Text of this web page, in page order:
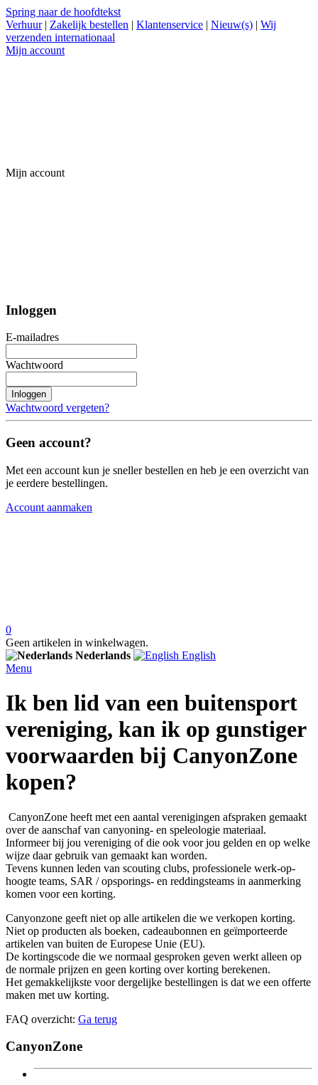
Spring naar de hoofdtekst
Verhuur | Zakelijk bestellen | Klantenservice | Nieuw(s) | Wij
verzenden internationaal
Mijn account
Mijn account
Inloggen
E-mailadres
Wachtwoord
Inloggen
Wachtwoord vergeten?
Geen account?
Met een account kun je sneller bestellen en heb je een overzicht van
je eerdere bestellingen.
Account aanmaken
0
Geen artikelen in winkelwagen.
Nederlands
English
Menu
Ik ben lid van een buitensport
vereniging, kan ik op gunstiger
voorwaarden bij CanyonZone
kopen?
CanyonZone heeft met een aantal verenigingen afspraken gemaakt
over de aanschaf van canyoning- en speleologie materiaal.
Informeer bij jou vereniging of die ook voor jou gelden en op welke
wijze daar gebruik van gemaakt kan worden.
Tevens kunnen leden van scouting clubs, professionele werk-op-
hoogte teams, SAR / opsporings- en reddingsteams in aanmerking
komen voor een korting.
Canyonzone geeft niet op alle artikelen die we verkopen korting.
Niet op producten als boeken, cadeaubonnen en geïmporteerde
artikelen van buiten de Europese Unie (EU).
De kortingscode die we normaal gesproken geven werkt alleen op
de normale prijzen en geen korting over korting berekenen.
Het gemakkelijkste voor dergelijke bestellingen is dat we een offerte
maken met uw korting.
FAQ overzicht: Ga terug
CanyonZone